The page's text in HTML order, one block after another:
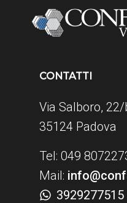
CONTATTI
Via Salboro, 22/
35124 Padova
Tel: 049
Mail:
3929277515